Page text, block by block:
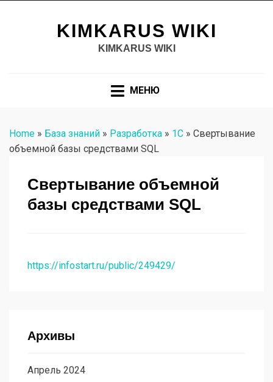
KIMKARUS WIKI
KIMKARUS WIKI
МЕНЮ
Home » База знаний » Разработка » 1С » Свертывание
объемной базы средствами SQL
Свертывание объемной
базы средствами SQL
https://infostart.ru/public/249429/
Архивы
Апрель 2024